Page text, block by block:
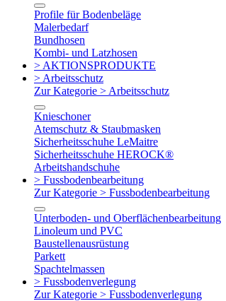
Profile für Bodenbeläge
Malerbedarf
Bundhosen
Kombi- und Latzhosen
> AKTIONSPRODUKTE
> Arbeitsschutz
Zur Kategorie > Arbeitsschutz
Knieschoner
Atemschutz & Staubmasken
Sicherheitsschuhe LeMaitre
Sicherheitsschuhe HEROCK®
Arbeitshandschuhe
> Fussbodenbearbeitung
Zur Kategorie > Fussbodenbearbeitung
Unterboden- und Oberflächenbearbeitung
Linoleum und PVC
Baustellenausrüstung
Parkett
Spachtelmassen
> Fussbodenverlegung
Zur Kategorie > Fussbodenverlegung